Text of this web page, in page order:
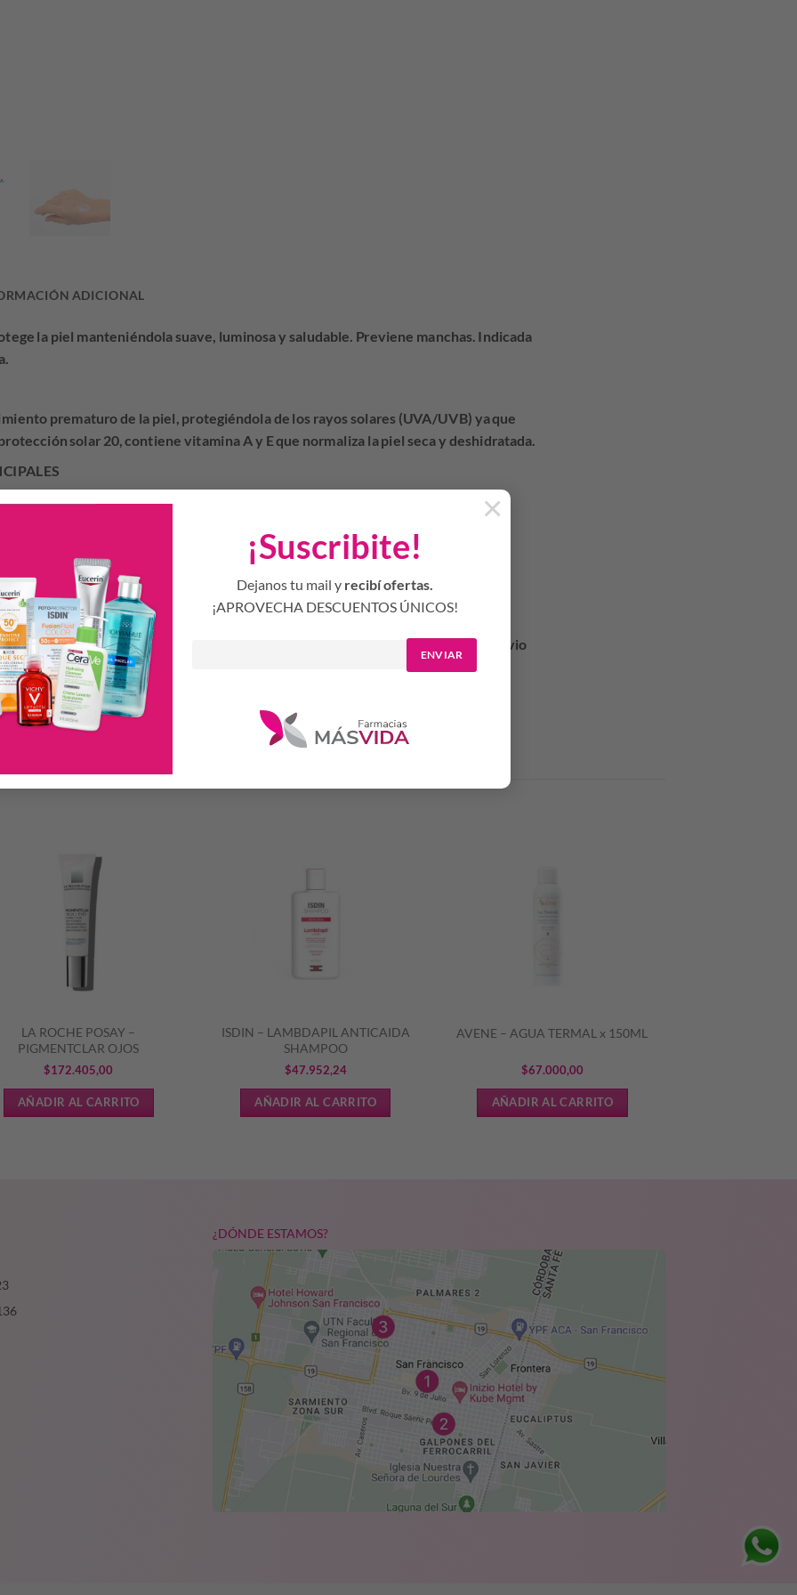
¡Suscribite!
Dejanos tu mail y recibí ofertas.
¡APROVECHA DESCUENTOS ÚNICOS!
ENVIAR
×
ADICIONAL
la piel manteniéndola suave, luminosa y saludable. Previene manchas. Indicada
prematuro de la piel, protegiéndola de los rayos solares (UVA/UVB) ya que
solar 20, contiene vitamina A y E que normaliza la piel seca y deshidratada.
y absorber la humedad de la piel.
rostro, cuello y escote sobre la piel limpia y tonificada. Usar los dedos mayor y
realizando movimientos circulares ascendentes. Utilizar sola o como paso previo
Productos Relacionados
LA ROCHE POSAY –
PIGMENTCLAR OJOS
$172.405,00
AÑADIR AL CARRITO
ISDIN – LAMBDAPIL ANTICAIDA
SHAMPOO
$47.952,24
AÑADIR AL CARRITO
AVENE – AGUA TERMAL x 150ML
$67.000,00
AÑADIR AL CARRITO
¿DÓNDE ESTAMOS?